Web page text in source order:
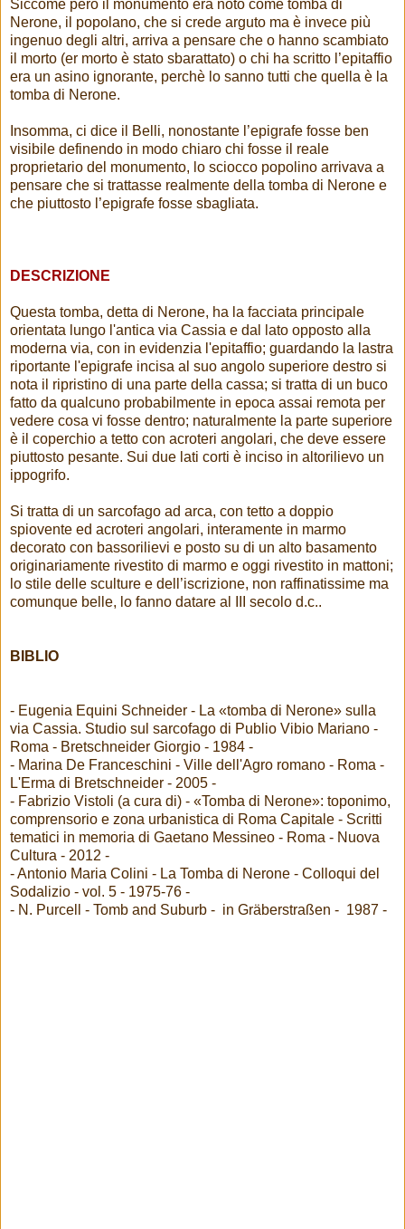
Siccome però il monumento era noto come tomba di
Nerone, il popolano, che si crede arguto ma è invece più
ingenuo degli altri, arriva a pensare che o hanno scambiato
il morto (er morto è stato sbarattato) o chi ha scritto l’epitaffio
era un asino ignorante, perchè lo sanno tutti che quella è la
tomba di Nerone.
Insomma, ci dice il Belli, nonostante l’epigrafe fosse ben
visibile definendo in modo chiaro chi fosse il reale
proprietario del monumento, lo sciocco popolino arrivava a
pensare che si trattasse realmente della tomba di Nerone e
che piuttosto l’epigrafe fosse sbagliata.
DESCRIZIONE
Questa tomba, detta di Nerone, ha la facciata principale
orientata lungo l'antica via Cassia e dal lato opposto alla
moderna via, con in evidenzia l'epitaffio; guardando la lastra
riportante l'epigrafe incisa al suo angolo superiore destro si
nota il ripristino di una parte della cassa; si tratta di un buco
fatto da qualcuno probabilmente in epoca assai remota per
vedere cosa vi fosse dentro; naturalmente la parte superiore
è il coperchio a tetto con acroteri angolari, che deve essere
piuttosto pesante. Sui due lati corti è inciso in altorilievo un
ippogrifo.
Si tratta di un sarcofago ad arca, con tetto a doppio
spiovente ed acroteri angolari, interamente in marmo
decorato con bassorilievi e posto su di un alto basamento
originariamente rivestito di marmo e oggi rivestito in mattoni;
lo stile delle sculture e dell’iscrizione, non raffinatissime ma
comunque belle, lo fanno datare al III secolo d.c..
BIBLIO
- Eugenia Equini Schneider - La «tomba di Nerone» sulla
via Cassia. Studio sul sarcofago di Publio Vibio Mariano -
Roma - Bretschneider Giorgio - 1984 -
- Marina De Franceschini - Ville dell'Agro romano - Roma -
L'Erma di Bretschneider - 2005 -
- Fabrizio Vistoli (a cura di) - «Tomba di Nerone»: toponimo,
comprensorio e zona urbanistica di Roma Capitale - Scritti
tematici in memoria di Gaetano Messineo - Roma - Nuova
Cultura - 2012 -
- Antonio Maria Colini - La Tomba di Nerone - Colloqui del
Sodalizio - vol. 5 - 1975-76 -
- N. Purcell - Tomb and Suburb - in Gräberstraßen - 1987 -